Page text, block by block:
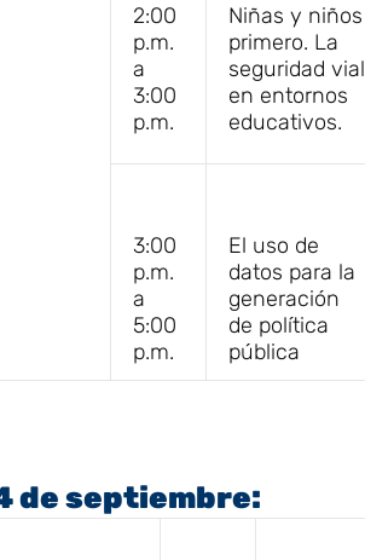
2:00
p.m.
a
3:00
p.m.
Niñas y niños
primero. La
seguridad vial
en entornos
educativos.
3:00
p.m.
a
5:00
p.m.
El uso de
datos para la
generación
de política
pública
de septiembre: